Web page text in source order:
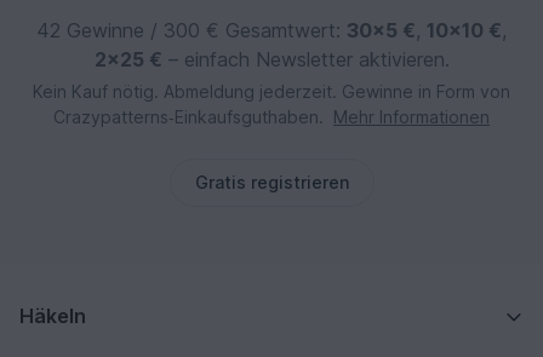
42 Gewinne / 300 € Gesamtwert: 30×5 €, 10×10 €,
2×25 € – einfach Newsletter aktivieren.
Kein Kauf nötig. Abmeldung jederzeit. Gewinne in Form von
Crazypatterns‑Einkaufsguthaben.
Mehr Informationen
Gratis registrieren
Häkeln